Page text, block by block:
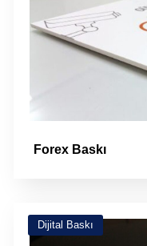
Forex Baskı
Dijital Baskı